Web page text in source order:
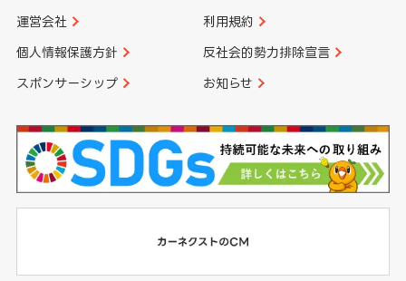
運営会社 利用規約
個人情報保護方針 反社会的勢力排除宣言
スポンサーシップ お知らせ